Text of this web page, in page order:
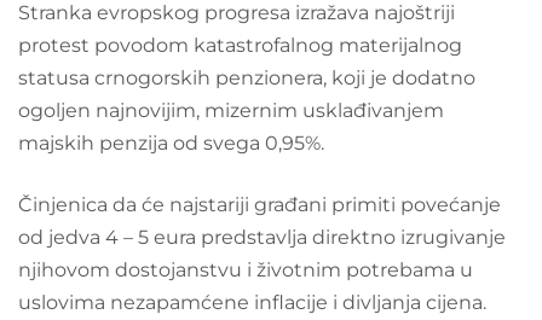
Stranka evropskog progresa izražava najoštriji
protest povodom katastrofalnog materijalnog
statusa crnogorskih penzionera, koji je dodatno
ogoljen najnovijim, mizernim usklađivanjem
majskih penzija od svega 0,95%.
Činjenica da će najstariji građani primiti povećanje
od jedva 4 – 5 eura predstavlja direktno izrugivanje
njihovom dostojanstvu i životnim potrebama u
uslovima nezapamćene inflacije i divljanja cijena.